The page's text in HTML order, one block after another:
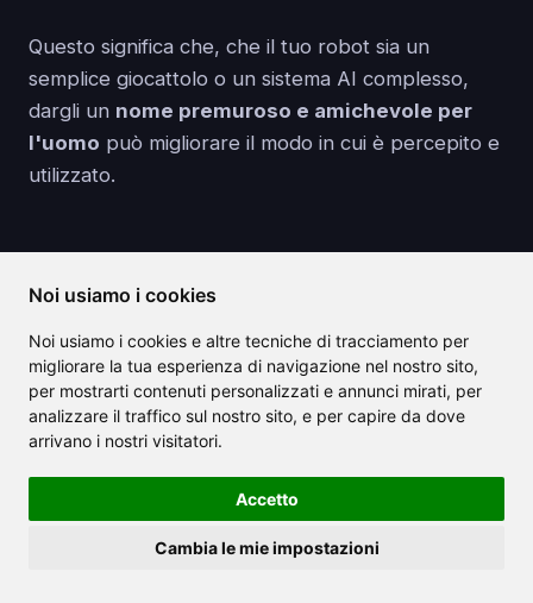
Noi usiamo i cookies
Noi usiamo i cookies e altre tecniche di tracciamento per
migliorare la tua esperienza di navigazione nel nostro sito,
per mostrarti contenuti personalizzati e annunci mirati, per
analizzare il traffico sul nostro sito, e per capire da dove
arrivano i nostri visitatori.
Accetto
Cambia le mie impostazioni
Questo significa che, che il tuo robot sia un
semplice giocattolo o un sistema AI complesso,
dargli un nome premuroso e amichevole per
l'uomo può migliorare il modo in cui è percepito e
utilizzato.
Articoli correlati